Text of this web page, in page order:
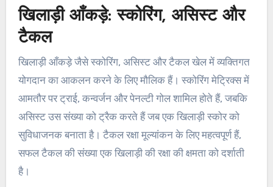
खिलाड़ी आँकड़े: स्कोरिंग, असिस्ट और
टैकल
खिलाड़ी आँकड़े जैसे स्कोरिंग, असिस्ट और टैकल खेल में व्यक्तिगत
योगदान का आकलन करने के लिए मौलिक हैं। स्कोरिंग मेट्रिक्स में
आमतौर पर ट्राई, कन्वर्जन और पेनल्टी गोल शामिल होते हैं, जबकि
असिस्ट उस संख्या को ट्रैक करते हैं जब एक खिलाड़ी स्कोर को
सुविधाजनक बनाता है। टैकल रक्षा मूल्यांकन के लिए महत्वपूर्ण हैं,
सफल टैकल की संख्या एक खिलाड़ी की रक्षा की क्षमता को दर्शाती
है।